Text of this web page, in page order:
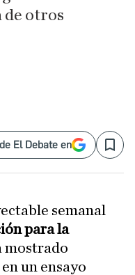
de otros
El Debate en Save
semanal
para la
mostrado
un ensayo